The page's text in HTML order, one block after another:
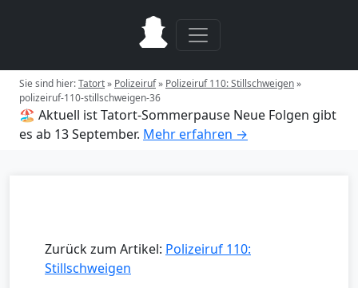
Sie sind hier:Tatort» Polizeiruf» Polizeiruf 110: Stillschweigen»
polizeiruf-110-stillschweigen-36
🏖️ Aktuell ist Tatort-Sommerpause Neue Folgen gibt
es ab 13 September. Mehr erfahren →
Zurück zum Artikel: Polizeiruf 110:
Stillschweigen